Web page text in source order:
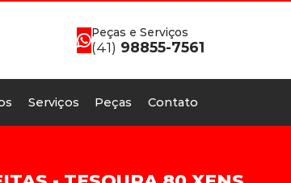
Peças e Serviços
(41) 98855-7561
Serviços Peças Contato